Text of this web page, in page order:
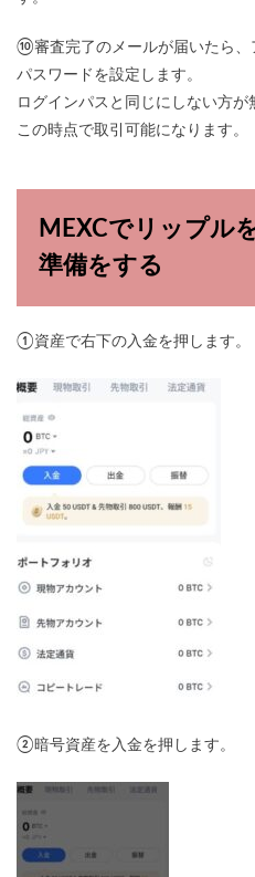
⑩審査完了のメールが届いたら、
パスワードを設定します。
ログインパスと同じにしない方が
この時点で取引可能になります。
MEXCでリップル
準備をする
①資産で右下の入金を押します。
②暗号資産を入金を押します。